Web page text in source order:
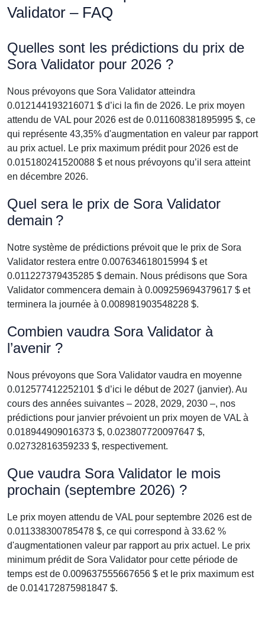
Validator – FAQ
Quelles sont les prédictions du prix de
Sora Validator pour 2026 ?
Nous prévoyons que Sora Validator atteindra
0.012144193216071 $ d’ici la fin de 2026. Le prix moyen
attendu de VAL pour 2026 est de 0.011608381895995 $, ce
qui représente 43,35% d'augmentation en valeur par rapport
au prix actuel. Le prix maximum prédit pour 2026 est de
0.015180241520088 $ et nous prévoyons qu’il sera atteint
en décembre 2026.
Quel sera le prix de Sora Validator
demain ?
Notre système de prédictions prévoit que le prix de Sora
Validator restera entre 0.007634618015994 $ et
0.011227379435285 $ demain. Nous prédisons que Sora
Validator commencera demain à 0.009259694379617 $ et
terminera la journée à 0.008981903548228 $.
Combien vaudra Sora Validator à
l’avenir ?
Nous prévoyons que Sora Validator vaudra en moyenne
0.012577412252101 $ d’ici le début de 2027 (janvier). Au
cours des années suivantes – 2028, 2029, 2030 –, nos
prédictions pour janvier prévoient un prix moyen de VAL à
0.018944909016373 $, 0.023807720097647 $,
0.02732816359233 $, respectivement.
Que vaudra Sora Validator le mois
prochain (septembre 2026) ?
Le prix moyen attendu de VAL pour septembre 2026 est de
0.011338300785478 $, ce qui correspond à 33.62 %
d'augmentationen valeur par rapport au prix actuel. Le prix
minimum prédit de Sora Validator pour cette période de
temps est de 0.009637555667656 $ et le prix maximum est
de 0.014172875981847 $.